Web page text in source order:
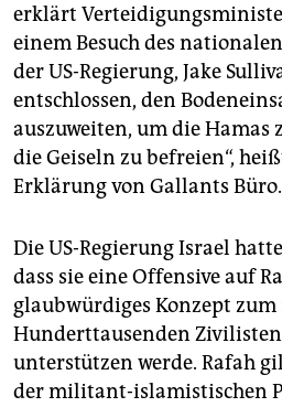
erklärt
einem Besuch des
der US-Regierung, Jake
entschlossen, den
auszuweiten, um die Hamas
die Geiseln zu befreien“,
Erklärung von Gallants Büro.
Die US-Regierung Israel
dass sie eine Offensive auf
glaubwürdiges Konzept zum
Hunderttausenden
unterstützen werde. Rafah
der militant-islamistischen